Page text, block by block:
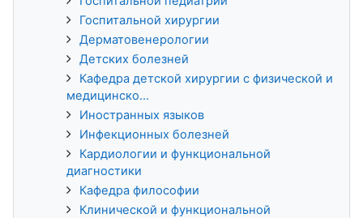
Госпитальной хирургии
Дерматовенерологии
Детских болезней
Кафедра детской хирургии с физической и
медицинско...
Иностранных языков
Инфекционных болезней
Кардиологии и функциональной
диагностики
Кафедра философии
Клинической и функциональной